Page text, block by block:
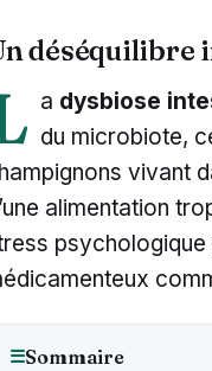
déséquilibre
a dysbiose
du microbiote,
vivant
alimentation
☰Sommaire